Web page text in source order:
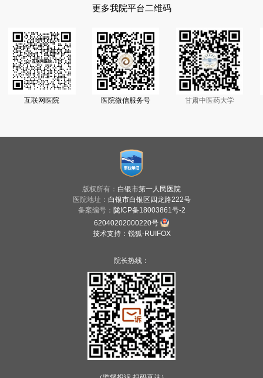
更多我院平台二维码
互联网医院 医院微信服务号 甘肃中医药大学
版权所有： 白银市第一人民医院
医院地址： 白银市白银区四龙路222号
备案编号： 陇ICP备18003861号-2
62040202000220号
技术支持： 锐狐-RUIFOX
院长热线：